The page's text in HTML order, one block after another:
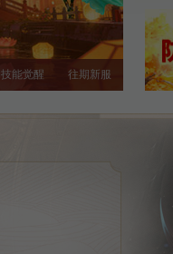
技能觉醒 往期新服